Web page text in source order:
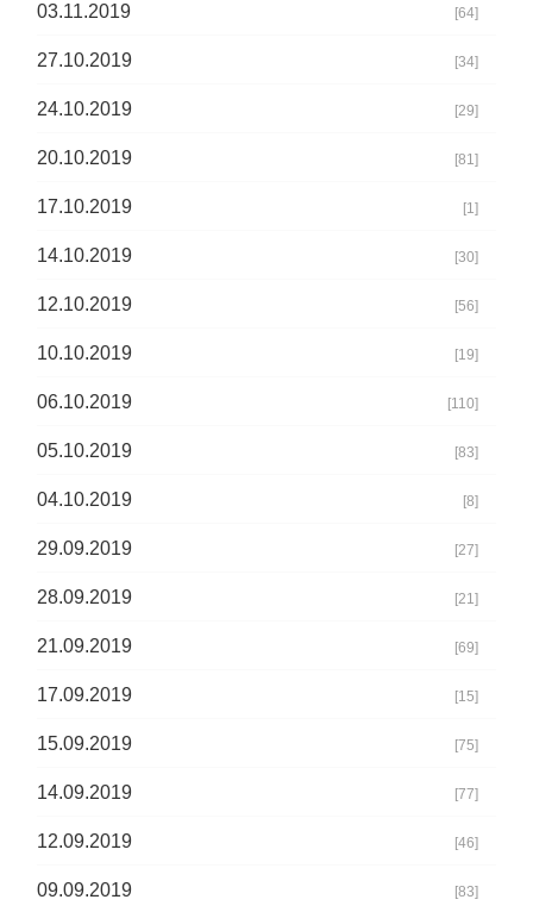
03.11.2019 [64]
27.10.2019 [34]
24.10.2019 [29]
20.10.2019 [81]
17.10.2019 [1]
14.10.2019 [30]
12.10.2019 [56]
10.10.2019 [19]
06.10.2019 [110]
05.10.2019 [83]
04.10.2019 [8]
29.09.2019 [27]
28.09.2019 [21]
21.09.2019 [69]
17.09.2019 [15]
15.09.2019 [75]
14.09.2019 [77]
12.09.2019 [46]
09.09.2019 [83]